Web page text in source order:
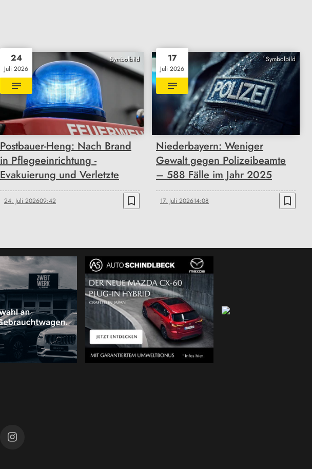
Symbolbild
24
Juli 2026
Postbauer-Heng: Nach Brand
in Pflegeeinrichtung -
Evakuierung und Verletzte
24. Juli 202609:42 bookmark_border
Symbolbild
17
Juli 2026
Niederbayern: Weniger
Gewalt gegen Polizeibeamte
– 588 Fälle im Jahr 2025
17. Juli 202614:08 bookmark_border